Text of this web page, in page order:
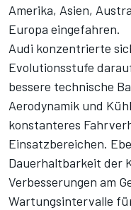
Amerika, Asien,
Europa eingefahren.
Audi konzentrierte
Evolutionsstufe
bessere technische
Aerodynamik und
konstanteres
Einsatzbereichen.
Dauerhaltbarkeit der
Verbesserungen am
Wartungsintervalle